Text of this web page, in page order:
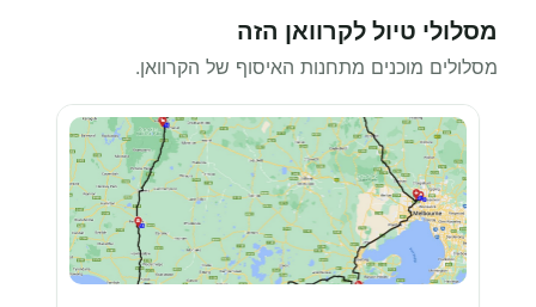
מסלולי טיול לקרוואן הזה
מסלולים מוכנים מתחנות האיסוף של הקרוואן.